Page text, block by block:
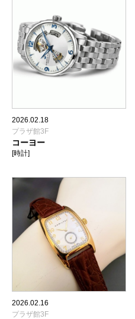
2026.02.18
プラザ館3F
コーヨー
[時計]
2026.02.16
プラザ館3F